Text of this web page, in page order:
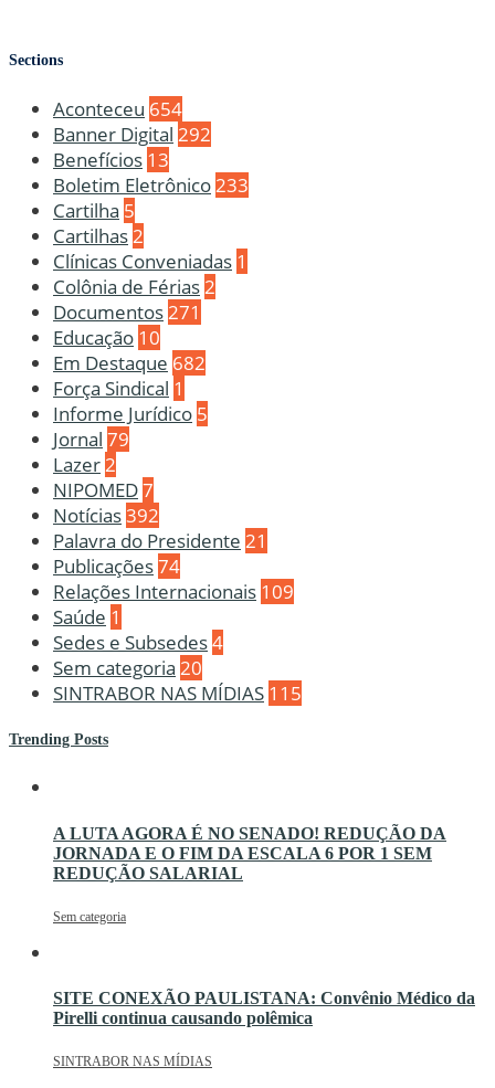
Sections
Aconteceu 654
Banner Digital 292
Benefícios 13
Boletim Eletrônico 233
Cartilha 5
Cartilhas 2
Clínicas Conveniadas 1
Colônia de Férias 2
Documentos 271
Educação 10
Em Destaque 682
Força Sindical 1
Informe Jurídico 5
Jornal 79
Lazer 2
NIPOMED7
Notícias392
Palavra do Presidente 21
Publicações74
Relações Internacionais 109
Saúde 1
Sedes e Subsedes4
Sem categoria 20
SINTRABOR NAS MÍDIAS 115
Trending Posts
A LUTA AGORA É NO SENADO! REDUÇÃO DA
JORNADA E O FIM DA ESCALA 6 POR 1 SEM
REDUÇÃO SALARIAL
Sem categoria
SITE CONEXÃO PAULISTANA: Convênio Médico da
Pirelli continua causando polêmica
SINTRABOR NAS MÍDIAS